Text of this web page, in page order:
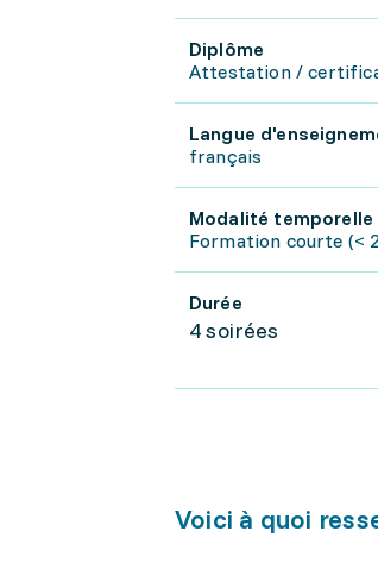
Diplôme
Attestation /
Langue
français
Modalité temporelle
Formation courte (<
Durée
4 soirées
Voici à quoi